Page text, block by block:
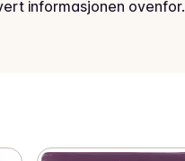
informasjonen ovenfor.